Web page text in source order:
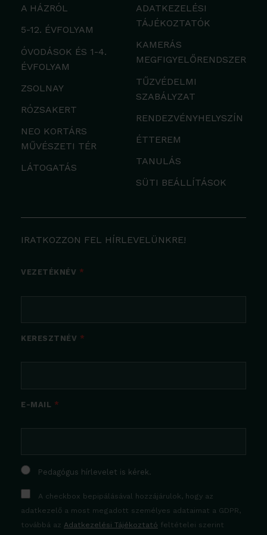
A HÁZRÓL
5-12. ÉVFOLYAM
ÓVODÁSOK ÉS 1-4.
ÉVFOLYAM
ZSOLNAY
RÓZSAKERT
NEO KORTÁRS
MŰVÉSZETI TÉR
LÁTOGATÁS
ADATKEZELÉSI
TÁJÉKOZTATÓK
KAMERÁS
MEGFIGYELŐRENDSZER
TŰZVÉDELMI
SZABÁLYZAT
RENDEZVÉNYHELYSZÍN
ÉTTEREM
TANULÁS
SÜTI BEÁLLÍTÁSOK
IRATKOZZON FEL HÍRLEVELÜNKRE!
VEZETÉKNÉV
KERESZTNÉV
E-MAIL
Pedagógus hírlevelet is kérek.
A checkbox bepipálásával hozzájárulok, hogy az
adatkezelő a most megadott személyes adataimat a GDPR,
továbbá az Adatkezelési Tájékoztató feltételei szerint